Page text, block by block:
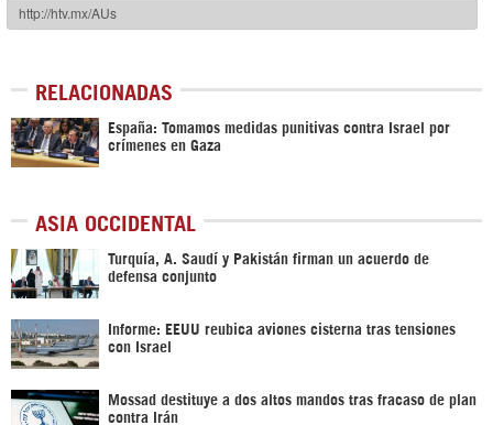
RELACIONADAS
España: Tomamos medidas punitivas contra Israel por
crímenes en Gaza
ASIA OCCIDENTAL
Turquía, A. Saudí y Pakistán firman un acuerdo de
defensa conjunto
Informe: EEUU reubica aviones cisterna tras tensiones
con Israel
Mossad destituye a dos altos mandos tras fracaso de plan
contra Irán